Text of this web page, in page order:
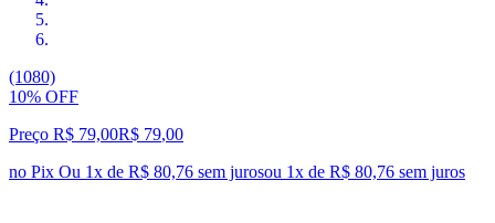
(1080)
10% OFF
Preço R$ 79,00R$ 79,00
no Pix Ou 1x de R$ 80,76 sem jurosou 1x de R$ 80,76 sem juros